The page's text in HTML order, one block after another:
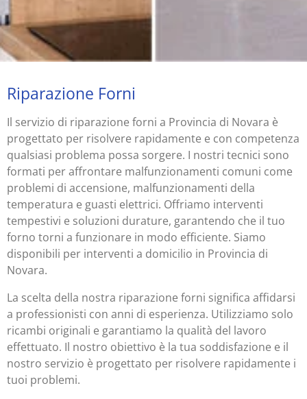
Riparazione Forni
Il servizio di riparazione forni a Provincia di Novara è
progettato per risolvere rapidamente e con competenza
qualsiasi problema possa sorgere. I nostri tecnici sono
formati per affrontare malfunzionamenti comuni come
problemi di accensione, malfunzionamenti della
temperatura e guasti elettrici. Offriamo interventi
tempestivi e soluzioni durature, garantendo che il tuo
forno torni a funzionare in modo efficiente. Siamo
disponibili per interventi a domicilio in Provincia di
Novara.
La scelta della nostra riparazione forni significa affidarsi
a professionisti con anni di esperienza. Utilizziamo solo
ricambi originali e garantiamo la qualità del lavoro
effettuato. Il nostro obiettivo è la tua soddisfazione e il
nostro servizio è progettato per risolvere rapidamente i
tuoi problemi.